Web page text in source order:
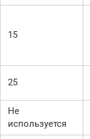
15
25
Не
используется